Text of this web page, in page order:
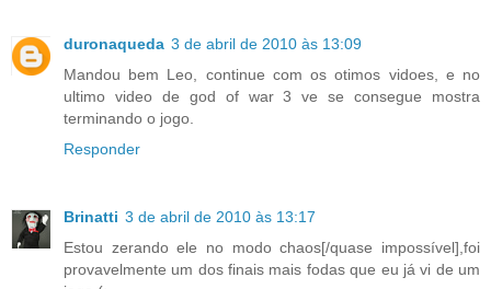
duronaqueda 3 de abril de 2010 às 13:09
Mandou bem Leo, continue com os otimos vidoes, e no
ultimo video de god of war 3 ve se consegue mostra
terminando o jogo.
Responder
Brinatti 3 de abril de 2010 às 13:17
Estou zerando ele no modo chaos[/quase impossível],foi
provavelmente um dos finais mais fodas que eu já vi de um